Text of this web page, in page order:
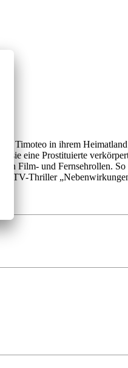
Timoteo in ihrem
sie eine Prostituierte
Film- und Fernsehrollen.
TV-Thriller